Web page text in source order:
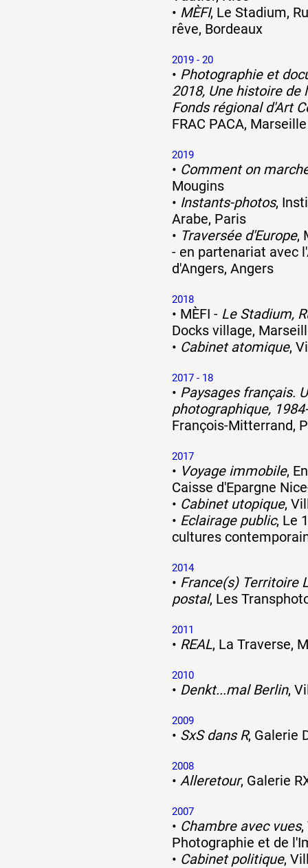
• MÈFI, Le Stadium,
rêve, Bordeaux
2019 - 20
• Photographie et
2018, Une histoire de
Fonds régional d'Art
FRAC PACA, Marseille
2019
• Comment on
Mougins
• Instants-photos,
Arabe, Paris
• Traversée d'Europe,
- en partenariat avec
d'Angers, Angers
2018
• MÈFI - Le Stadium,
Docks village,
• Cabinet atomique,
2017 - 18
• Paysages français.
photographique,
François-Mitterrand,
2017
• Voyage immobile,
Caisse d'Epargne
• Cabinet utopique,
• Eclairage public, Le
cultures
2014
• France(s) Territoire
postal, Les
2011
• REAL, La Traverse,
2010
• Denkt...mal Berlin,
2009
• SxS dans R, Galerie
2008
• Alleretour, Galerie
2007
• Chambre avec vues,
Photographie et de
• Cabinet politique,